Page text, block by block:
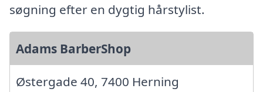
søgning efter en dygtig hårstylist.
Adams BarberShop
Østergade 40, 7400 Herning